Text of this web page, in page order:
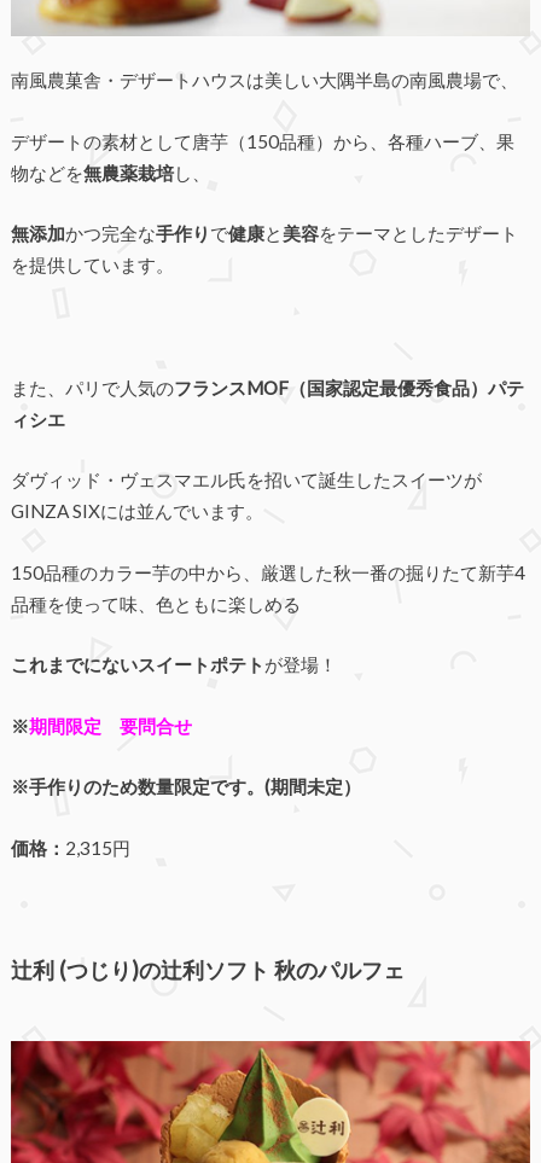
南風農菓舎・デザートハウスは美しい大隅半島の南風農場で、
デザートの素材として唐芋（150品種）から、各種ハーブ、果
物などを無農薬栽培し、
無添加かつ完全な手作り で健康と美容をテーマとしたデザート
を提供しています。
また、パリで人気のフランスMOF（国家認定最優秀食品）パテ
ィシエ
ダヴィッド・ヴェスマエル氏を招いて誕生したスイーツが
GINZA SIXには並んでいます。
150品種のカラー芋の中から、厳選した秋一番の掘りたて新芋4
品種を使って味、色ともに楽しめる
これまでにないスイートポテト が登場！
※期間限定 要問合せ
※手作りのため数量限定です。(期間未定）
価格： 2,315円
辻利 (つじり)の辻利ソフト 秋のパルフェ